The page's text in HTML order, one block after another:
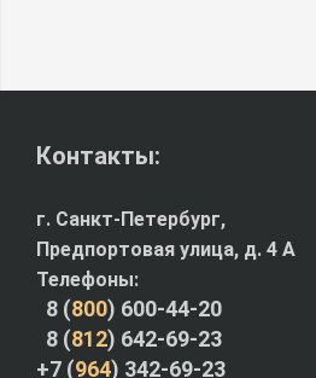
Контакты:
г. Санкт-Петербург,
Предпортовая улица, д. 4 A
Телефоны:
8 (800) 600-44-20
8 (812) 642-69-23
+7 (964) 342-69-23